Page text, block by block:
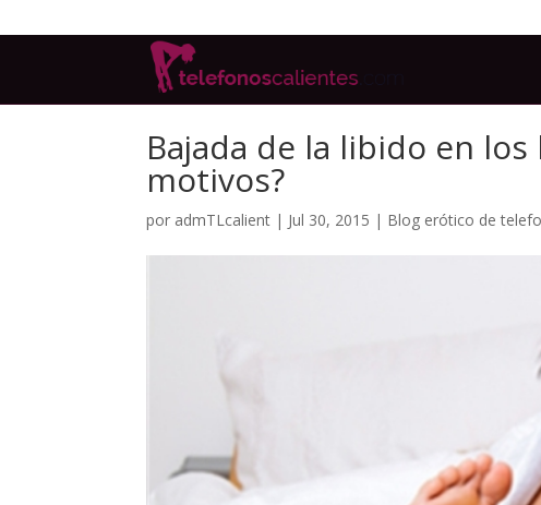
Bajada de la libido en
motivos?
por admTLcalient | Jul 30, 2015 | Blog erótico de